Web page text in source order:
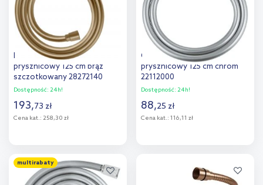
Hansgrohe Isiflex wąż
prysznicowy 125 cm brąz
szczotkowany 28272140
Dostępność: 24h!
193,73 zł
Cena kat.: 258,30 zł
Dodaj do
Grohe Vitalio Flex Silver wąż
prysznicowy 125 cm chrom
22112000
Dostępność: 24h!
88,25 zł
Cena kat.: 116,11 zł
Dodaj do
multirabaty